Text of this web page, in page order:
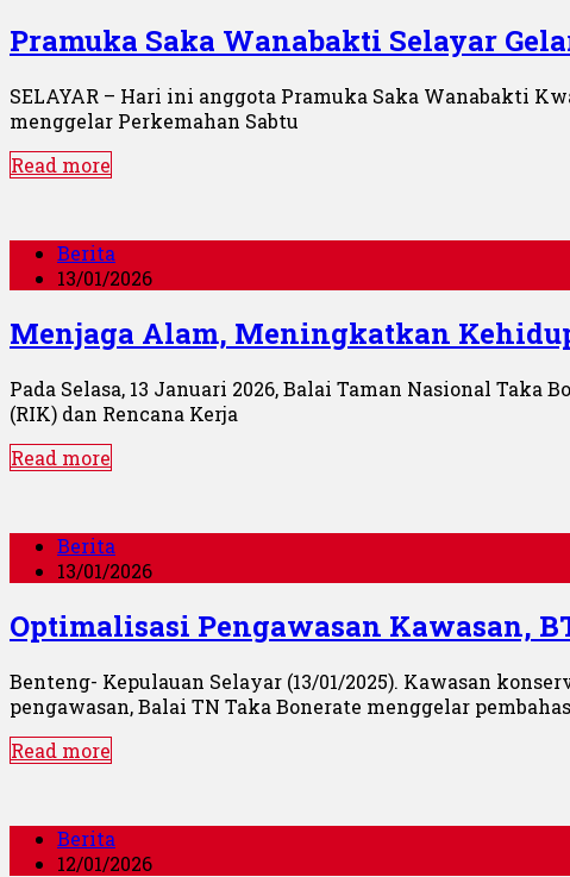
Pramuka Saka Wanabakti Selayar
SELAYAR – Hari ini anggota Pramuka Saka Wanabakti
menggelar Perkemahan Sabtu
Read more
Berita
13/01/2026
Menjaga Alam, Meningkatkan
Pada Selasa, 13 Januari 2026, Balai Taman Nasional
(RIK) dan Rencana Kerja
Read more
Berita
13/01/2026
Optimalisasi Pengawasan Kawasan,
Benteng- Kepulauan Selayar (13/01/2025). Kawasan
pengawasan, Balai TN Taka Bonerate menggelar
Read more
Berita
12/01/2026